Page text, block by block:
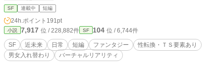
SF 連載中 短編
24h.ポイント 191pt
小説 7,917 位 / 228,882件 SF 104 位 / 6,744件
SF 近未来 日常 短編 ファンタジー
性転換・ＴＳ要素あり
男女入れ替わり
バーチャルリアリティ